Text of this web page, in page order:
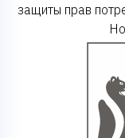
защиты прав